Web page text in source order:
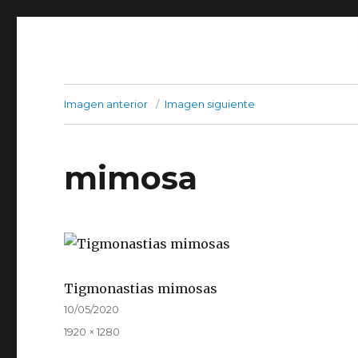
Imagen anterior Imagen siguiente
mimosa
Tigmonastias mimosas
Publicado
10/05/2020
Tamaño
1920 × 1280